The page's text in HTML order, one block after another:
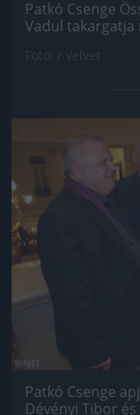
Patkó Csenge
Vadul
Patkó Csenge
Dévényi Tibor és